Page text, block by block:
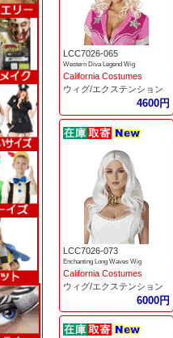
LCC7026-065
Western Diva Legend Wig
California Costumes
ウィグ/エクステンション
4600円
LCC7026-073
Enchanting Long Waves Wig
California Costumes
ウィグ/エクステンション
6000円